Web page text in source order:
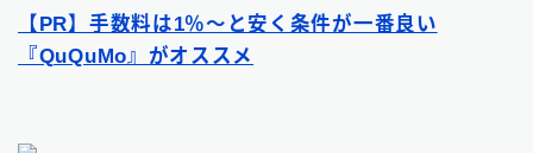
【PR】手数料は1％〜と安く条件が一番良い
『QuQuMo』がオススメ